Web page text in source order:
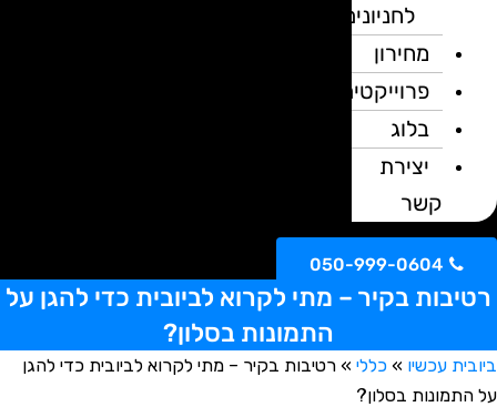
לחניונים
מחירון
פרוייקטים
בלוג
יצירת
קשר
050-999-0604
בקיר – מתי לקרוא לביובית כדי להגן על
התמונות בסלון?
עכשיו»כללי»רטיבות בקיר – מתי לקרוא לביובית כדי להגן
בסלון?